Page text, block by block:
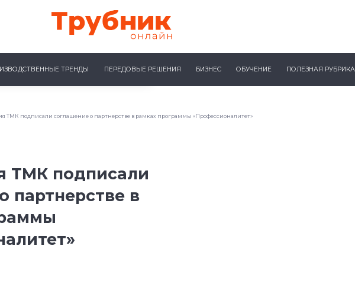
ТРЕНДЫ ПЕРЕДОВЫЕ РЕШЕНИЯ БИЗНЕС ОБУЧЕНИЕ ПОЛЕЗНАЯ РУБРИКА
ТМК подписали соглашение о партнерстве в рамках программы «Профессионалитет»
ТМК подписали
партнерстве в